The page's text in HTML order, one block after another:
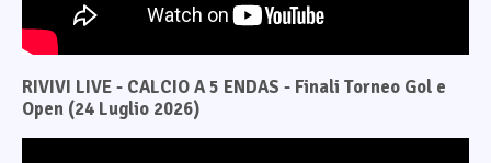
RIVIVI LIVE - CALCIO A 5 ENDAS - Finali Torneo Gol e
Open (24 Luglio 2026)